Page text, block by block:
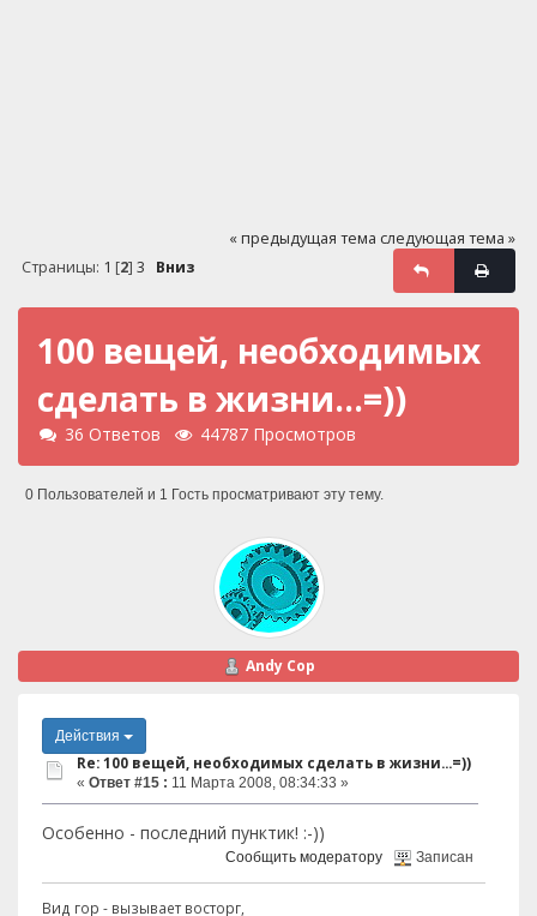
« предыдущая тема следующая тема »
Страницы: 1 [2] 3 Вниз
100 вещей, необходимых
сделать в жизни...=))
36 Ответов 44787 Просмотров
0 Пользователей и 1 Гость просматривают эту тему.
Andy Cop
Действия
Re: 100 вещей, необходимых сделать в жизни...=))
« Ответ #15 : 11 Марта 2008, 08:34:33 »
Особенно - последний пунктик! :-))
Сообщить модератору Записан
Вид гор - вызывает восторг,